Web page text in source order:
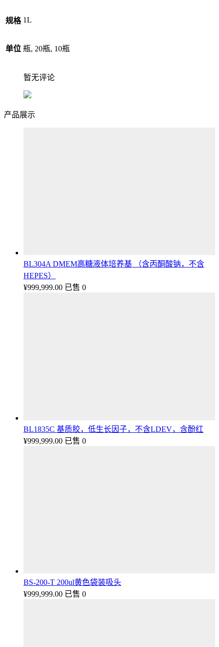
规格 1L
单位 瓶, 20瓶, 10瓶
暂无评论
产品展示
BL304A DMEM高糖液体培养基 （含丙酮酸钠，不含
HEPES）
¥999,999.00 已售 0
BL1835C 基质胶，低生长因子，不含LDEV，含酚红
¥999,999.00 已售 0
BS-200-T 200ul黄色袋装吸头
¥999,999.00 已售 0